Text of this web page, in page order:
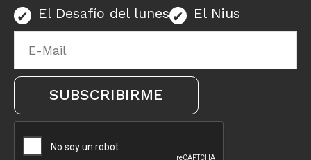
El Desafío del lunes El Nius